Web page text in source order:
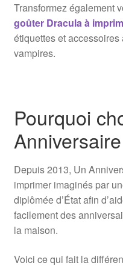
Transformez également
goûter Dracula à
étiquettes et accessoires
vampires.
Pourquoi
Depuis 2013, Un
imprimer imaginés par
diplômée d’État afin
facilement des
la maison.
Voici ce qui fait la